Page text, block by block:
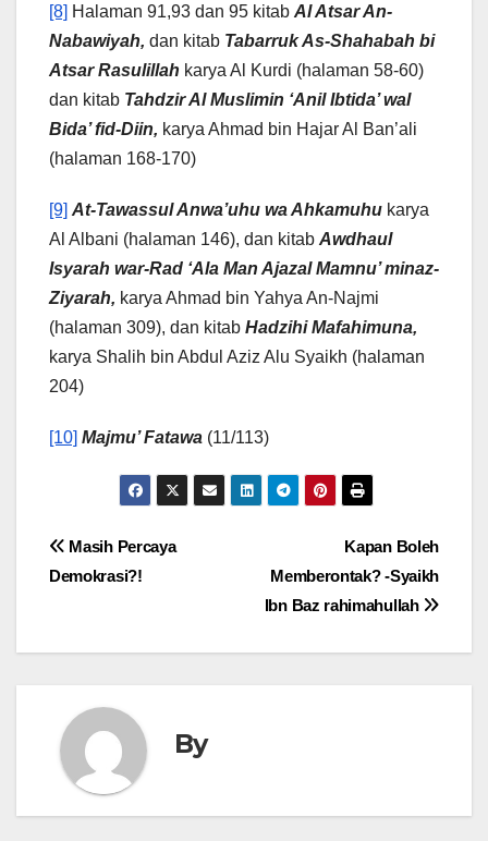
[8] Halaman 91,93 dan 95 kitab Al Atsar An-
Nabawiyah, dan kitab Tabarruk As-Shahabah bi
Atsar Rasulillah karya Al Kurdi (halaman 58-60)
dan kitab Tahdzir Al Muslimin ‘Anil Ibtida’ wal
Bida’ fid-Diin, karya Ahmad bin Hajar Al Ban’ali
(halaman 168-170)
[9] At-Tawassul Anwa’uhu wa Ahkamuhu karya
Al Albani (halaman 146), dan kitab Awdhaul
Isyarah war-Rad ‘Ala Man Ajazal Mamnu’ minaz-
Ziyarah, karya Ahmad bin Yahya An-Najmi
(halaman 309), dan kitab Hadzihi Mafahimuna,
karya Shalih bin Abdul Aziz Alu Syaikh (halaman
204)
[10] Majmu’ Fatawa (11/113)
Post
Kapan Boleh
Memberontak? -Syaikh
Ibn Baz rahimahullah
Masih Percaya
Demokrasi?!
By